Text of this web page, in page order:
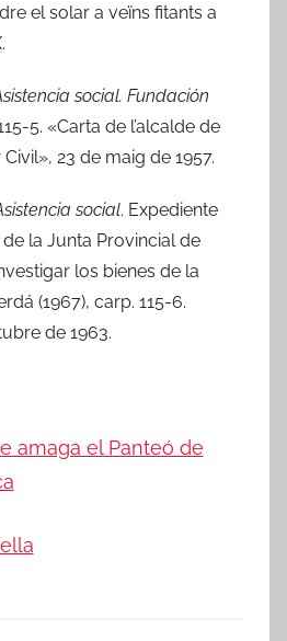
el solar a veïns fitants a
social. Fundación
5. «Carta de l’alcalde de
23 de maig de 1957.
social. Expediente
la Junta Provincial de
los bienes de la
(1967), carp. 115-6.
de 1963.
amaga el Panteó de